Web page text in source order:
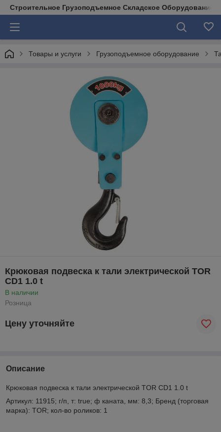
Строительное Грузоподъемное Складское Оборудование
Товары и услуги Грузоподъемное оборудование
Крюковая подвеска к тали электрической TOR
CD1 1.0 t
В наличии
Розница
Цену уточняйте
Описание
Крюковая подвеска к тали электрической TOR CD1 1.0 t
Артикул: 11915; г/п, т: true; ф каната, мм: 8,3; Бренд (торговая
марка): TOR; кол-во роликов: 1